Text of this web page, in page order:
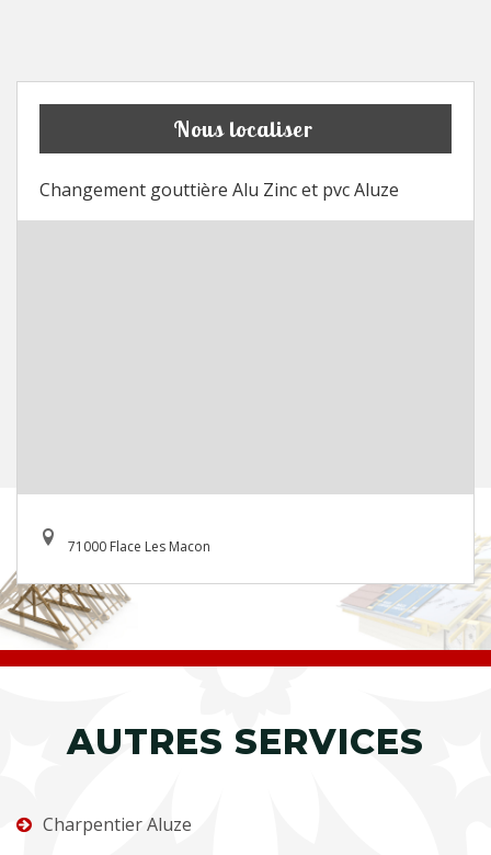
Nous localiser
Changement gouttière Alu Zinc et pvc Aluze
71000 Flace Les Macon
AUTRES SERVICES
Charpentier Aluze